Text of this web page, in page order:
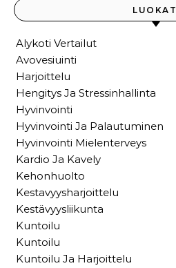
LUOKAT
Alykoti Vertailut
Avovesiuinti
Harjoittelu
Hengitys Ja Stressinhallinta
Hyvinvointi
Hyvinvointi Ja Palautuminen
Hyvinvointi Mielenterveys
Kardio Ja Kavely
Kehonhuolto
Kestavyysharjoittelu
Kestävyysliikunta
Kuntoilu
Kuntoilu
Kuntoilu Ja Harjoittelu